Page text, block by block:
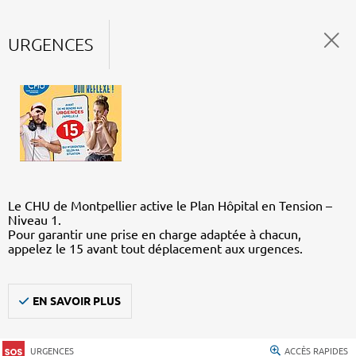
URGENCES
Le CHU de Montpellier active le Plan Hôpital en Tension –
Niveau 1.
Pour garantir une prise en charge adaptée à chacun,
appelez le 15 avant tout déplacement aux urgences.
EN SAVOIR PLUS
URGENCES ACCÈS RAPIDES